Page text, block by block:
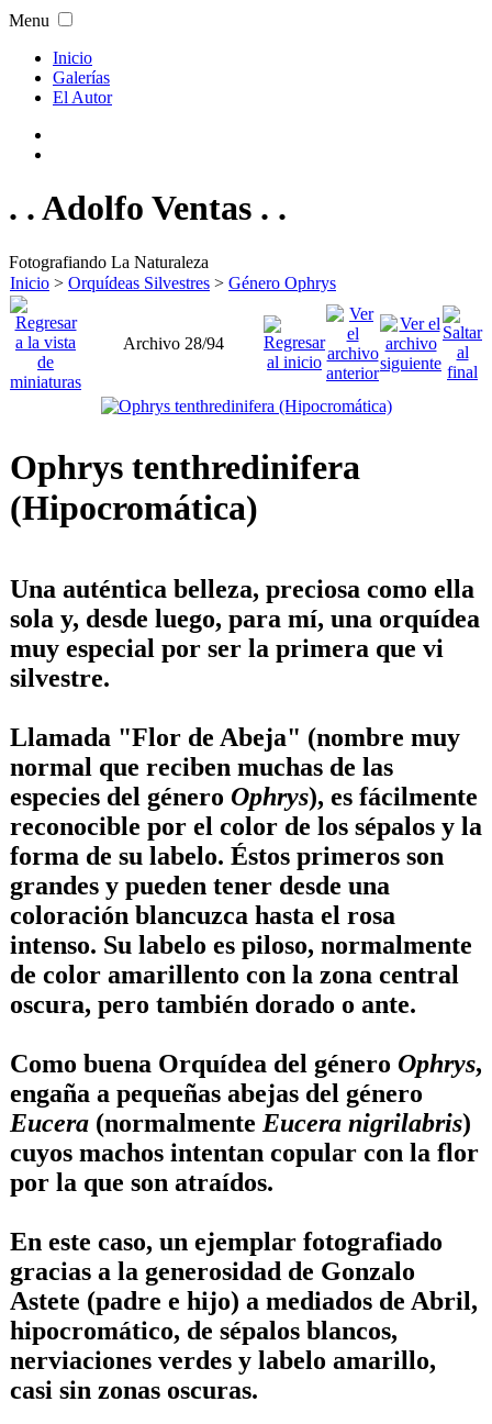
Menu
Inicio
Galerías
El Autor
. . Adolfo Ventas . .
Fotografiando La Naturaleza
Inicio > Orquídeas Silvestres > Género Ophrys
Archivo 28/94
Ophrys tenthredinifera
(Hipocromática)
Una auténtica belleza, preciosa como ella
sola y, desde luego, para mí, una orquídea
muy especial por ser la primera que vi
silvestre.
Llamada "Flor de Abeja" (nombre muy
normal que reciben muchas de las
especies del género Ophrys), es fácilmente
reconocible por el color de los sépalos y la
forma de su labelo. Éstos primeros son
grandes y pueden tener desde una
coloración blancuzca hasta el rosa
intenso. Su labelo es piloso, normalmente
de color amarillento con la zona central
oscura, pero también dorado o ante.
Como buena Orquídea del género Ophrys,
engaña a pequeñas abejas del género
Eucera (normalmente Eucera nigrilabris)
cuyos machos intentan copular con la flor
por la que son atraídos.
En este caso, un ejemplar fotografiado
gracias a la generosidad de Gonzalo
Astete (padre e hijo) a mediados de Abril,
hipocromático, de sépalos blancos,
nerviaciones verdes y labelo amarillo,
casi sin zonas oscuras.